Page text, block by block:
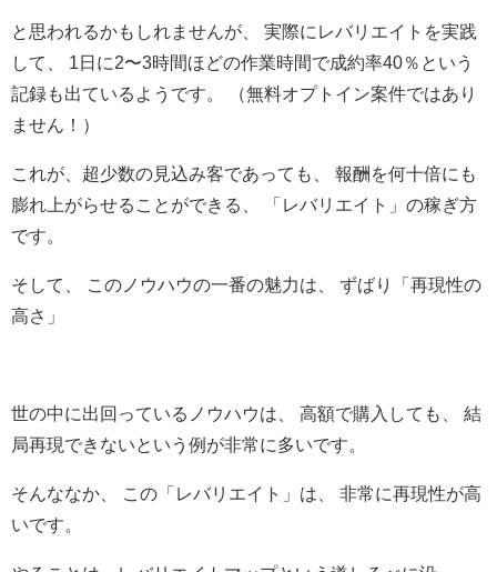
と思われるかもしれませんが、 実際にレバリエイトを実践
して、 1日に2〜3時間ほどの作業時間で成約率40％という
記録も出ているようです。 （無料オプトイン案件ではあり
ません！）
これが、超少数の見込み客であっても、 報酬を何十倍にも
膨れ上がらせることができる、 「レバリエイト」の稼ぎ方
です。
そして、
このノウハウの一番の魅力は、 ずばり「再現性の
高さ」
世の中に出回っているノウハウは、 高額で購入しても、 結
局再現できないという例が非常に多いです。
そんななか、 この「レバリエイト」は、 非常に再現性が高
いです。